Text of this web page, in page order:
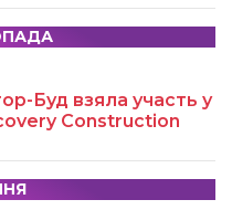
Буд взяла участь у
Construction